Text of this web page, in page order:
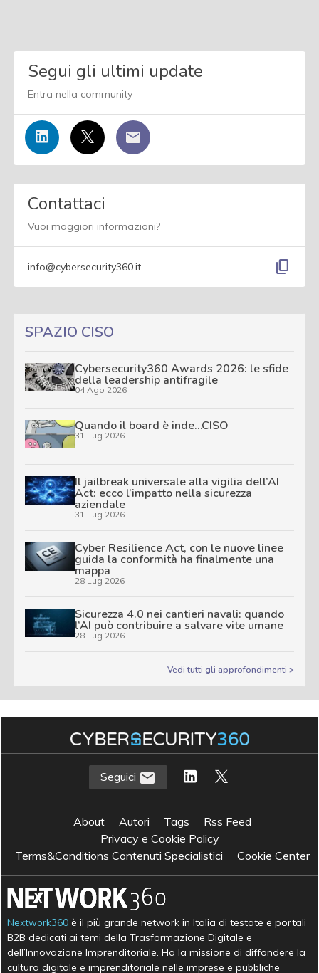
Segui gli ultimi update
Entra nella community
Contattaci
Vuoi maggiori informazioni?
info@cybersecurity360.it content_copy
SPAZIO CISO
Cybersecurity360 Awards 2026: le sfide
della leadership antifragile
04 Ago 2026
Quando il board è inde…CISO
31 Lug 2026
Il jailbreak universale alla vigilia dell’AI
Act: ecco l’impatto nella sicurezza
aziendale
31 Lug 2026
Cyber Resilience Act, con le nuove linee
guida la conformità ha finalmente una
mappa
28 Lug 2026
Sicurezza 4.0 nei cantieri navali: quando
l’AI può contribuire a salvare vite umane
28 Lug 2026
Vedi tutti gli approfondimenti >
Seguici
About Autori Tags
Rss Feed
Privacy e Cookie Policy
Terms&Conditions Contenuti Specialistici
Cookie Center
Nextwork360 è il più grande network in Italia di testate e portali
B2B dedicati ai temi della Trasformazione Digitale e
dell’Innovazione Imprenditoriale. Ha la missione di diffondere la
cultura digitale e imprenditoriale nelle imprese e pubbliche